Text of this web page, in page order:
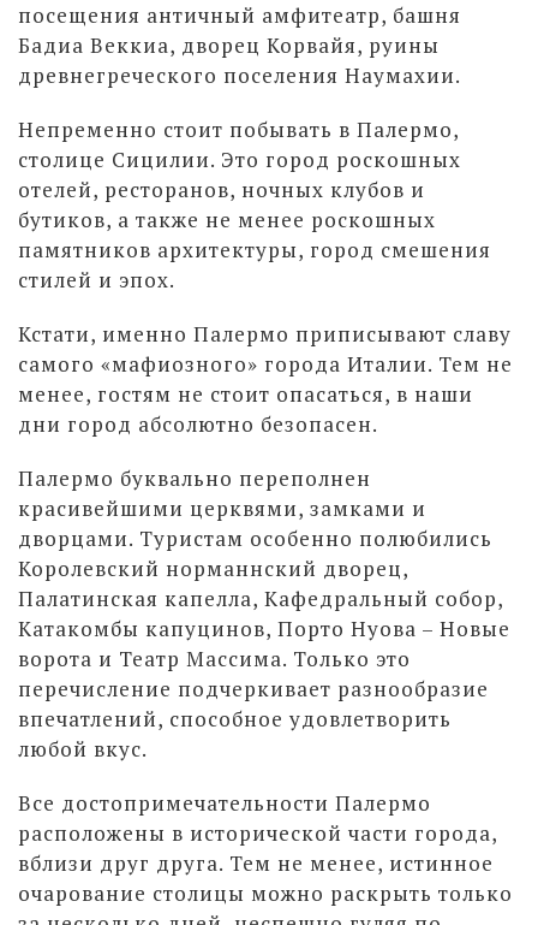
посещения античный амфитеатр, башня
Бадиа Веккиа, дворец Корвайя, руины
древнегреческого поселения Наумахии.
Непременно стоит побывать в Палермо,
столице Сицилии. Это город роскошных
отелей, ресторанов, ночных клубов и
бутиков, а также не менее роскошных
памятников архитектуры, город смешения
стилей и эпох.
Кстати, именно Палермо приписывают славу
самого «мафиозного» города Италии. Тем не
менее, гостям не стоит опасаться, в наши
дни город абсолютно безопасен.
Палермо буквально переполнен
красивейшими церквями, замками и
дворцами. Туристам особенно полюбились
Королевский норманнский дворец,
Палатинская капелла, Кафедральный собор,
Катакомбы капуцинов, Порто Нуова – Новые
ворота и Театр Массима. Только это
перечисление подчеркивает разнообразие
впечатлений, способное удовлетворить
любой вкус.
Все достопримечательности Палермо
расположены в исторической части города,
вблизи друг друга. Тем не менее, истинное
очарование столицы можно раскрыть только